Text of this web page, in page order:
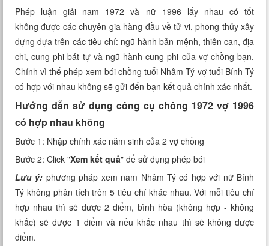
Xem ngày
Xem tuổi
Xem bói
Tướng số
Cung hoàng đạo
Phép luận giải nam 1972 và nữ 1996 lấy nhau có tốt
không được các chuyên gia hàng đầu về tử vi, phong thủy xây
dựng dựa trên các tiêu chí: ngũ hành bản mệnh, thiên can, địa
chi, cung phi bát tự và ngũ hành cung phi của vợ chồng bạn.
Chính vì thế phép xem bói chồng tuổi Nhâm Tý vợ tuổi Bính Tý
có hợp với nhau không sẽ gửi đến bạn kết quả chính xác nhất.
Hướng dẫn sử dụng công cụ chồng 1972 vợ 1996
có hợp nhau không
Bước 1: Nhập chính xác năm sinh của 2 vợ chồng
Bước 2: Click "Xem kết quả" để sử dụng phép bói
Lưu ý: phương pháp xem nam Nhâm Tý có hợp với nữ Bính
Tý không phân tích trên 5 tiêu chí khác nhau. Với mỗi tiêu chí
hợp nhau thì sẽ được 2 điểm, bình hòa (không hợp - không
khắc) sẽ được 1 điểm và nếu khắc nhau thì sẽ không được
điểm.